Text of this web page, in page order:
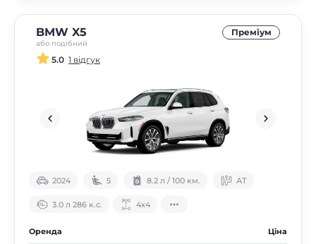
BMW X5
або подібний
Преміум
5.0 1 відгук
2024 5 8.2 л / 100 км. АТ
3.0 л 286 к.с. 4х4
Оренда Ціна